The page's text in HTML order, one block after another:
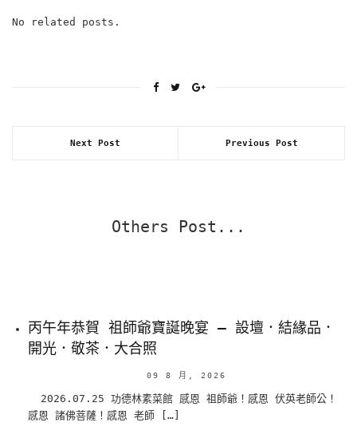
No related posts.
Next Post Previous Post
Others Post...
丙午年恭賀 祖師爺寶誕晚宴 – 設壇．結緣品．
開光．敬茶．大合照
09 8 月, 2026
2026.07.25 功德林素菜館 感恩 祖師爺！感恩 伏英老師公！
感恩 諸佛菩薩！感恩 老師 […]